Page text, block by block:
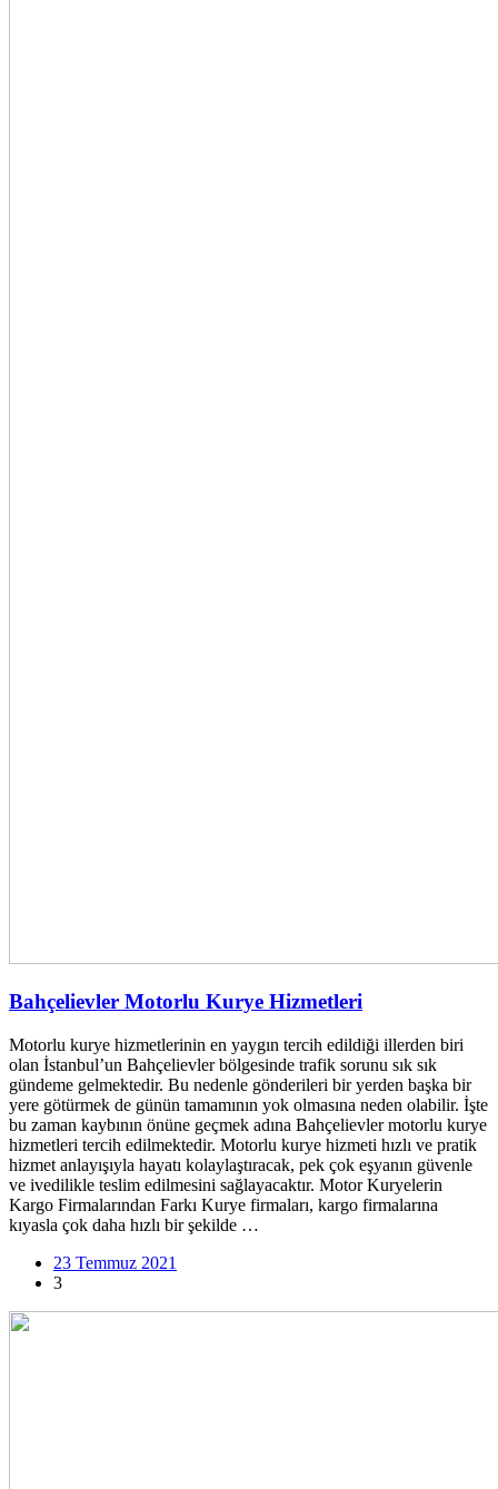
Bahçelievler Motorlu Kurye Hizmetleri
Motorlu kurye hizmetlerinin en yaygın tercih edildiği illerden biri
olan İstanbul’un Bahçelievler bölgesinde trafik sorunu sık sık
gündeme gelmektedir. Bu nedenle gönderileri bir yerden başka bir
yere götürmek de günün tamamının yok olmasına neden olabilir. İşte
bu zaman kaybının önüne geçmek adına Bahçelievler motorlu kurye
hizmetleri tercih edilmektedir. Motorlu kurye hizmeti hızlı ve pratik
hizmet anlayışıyla hayatı kolaylaştıracak, pek çok eşyanın güvenle
ve ivedilikle teslim edilmesini sağlayacaktır. Motor Kuryelerin
Kargo Firmalarından Farkı Kurye firmaları, kargo firmalarına
kıyasla çok daha hızlı bir şekilde …
23 Temmuz 2021
3